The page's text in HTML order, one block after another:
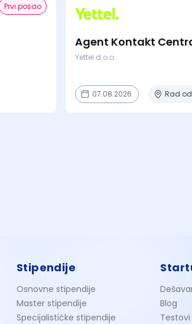
Prvi posao
Agent Kontakt
Yettel d.o.o.
07.08.2026. Rad
Stipendije
Osnovne stipendije
Master stipendije
Specijalističke stipendije
Blog
Testovi